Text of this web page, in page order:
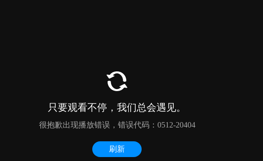
只要观看不停，我们总会遇见。
很抱歉出现播放错误，错误代码：0512-20404
刷新